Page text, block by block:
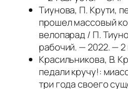
Тиунова, П. Крути,
прошел массовый
велопарад / П.
рабочий. — 2022. — 2
Красильникова, В.
педали кручу!:
три года своего